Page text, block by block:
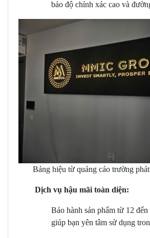
bảo độ chính xác cao và
Bảng hiệu từ quảng cáo trường
Dịch vụ hậu mãi toàn diện:
Bảo hành sản phẩm từ 12
giúp bạn yên tâm sử dụng